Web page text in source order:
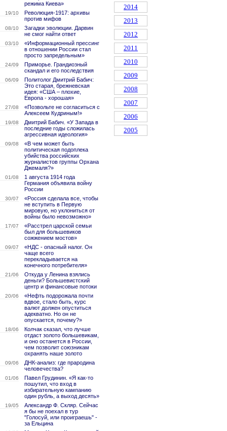
режима Киева»
19/10
Революция-1917: архивы
против мифов
08/10
Загадки эволюции. Дарвин
не смог найти ответ
03/10
«Информационный прессинг
в отношении России стал
просто запредельным»
24/09
Приморье. Грандиозный
скандал и его последствия
06/09
Политолог Дмитрий Бабич:
Это старая, брежневская
идея: «США – плохие,
Европа - хорошая»
27/08
«Позвольте не согласиться с
Алексеем Кудриным!»
19/08
Дмитрий Бабич. «У Запада в
последние годы сложилась
агрессивная идеология»
09/08
«В чем может быть
политическая подоплека
убийства российских
журналистов группы Орхана
Джемаля?»
01/08
1 августа 1914 года
Германия объявила войну
России
30/07
«Россия сделала все, чтобы
не вступить в Первую
мировую, но уклониться от
войны было невозможно»
17/07
«Расстрел царской семьи
был для большевиков
сожжением мостов»
09/07
«НДС - опасный налог. Он
чаще всего
перекладывается на
конечного потребителя»
21/06
Откуда у Ленина взялись
деньги? Большевистский
центр и финансовые потоки
20/06
«Нефть подорожала почти
вдвое, стало быть, курс
валют должен опуститься
адекватно. Но он не
опускается, почему?»
18/06
Колчак сказал, что лучше
отдаст золото большевикам,
и оно останется в России,
чем позволит союзникам
охранять наше золото
09/06
ДНК-анализ: где прародина
человечества?
01/06
Павел Грудинин. «Я как-то
пошутил, что вход в
избирательную кампанию
один рубль, а выход десять»
19/05
Александр Ф. Скляр. Сейчас
я бы не поехал в тур
"Голосуй, или проиграешь" -
за Ельцина
2014
2013
2012
2011
2010
2009
2008
2007
2006
2005